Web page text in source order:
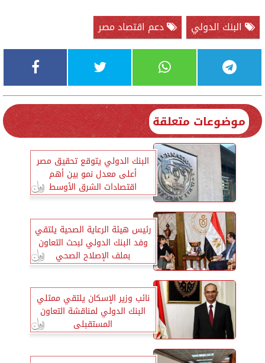
البنك الدولي
دعم اقتصاد مصر
موضوعات متعلقة
البنك الدولي يتوقع تحقيق مصر
أعلى معدل نمو بين أهم
اقتصادات الشرق الأوسط
رئيس هيئة الرعاية الصحية يلتقي
وفد البنك الدولي لبحث التعاون
بملف الإصلاح الصحي
نائب وزير الإسكان يلتقي ممثلي
البنك الدولي لمناقشة التعاون
المستقبلى